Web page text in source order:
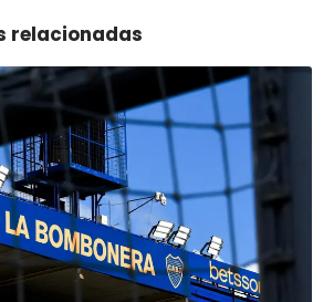
relacionadas